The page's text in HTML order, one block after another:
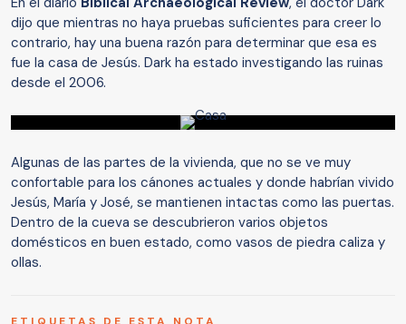
dijo que mientras no haya pruebas suficientes para creer lo
contrario, hay una buena razón para determinar que esa es
fue la casa de Jesús. Dark ha estado investigando las ruinas
desde el 2006.
Algunas de las partes de la vivienda, que no se ve muy
confortable para los cánones actuales y donde habrían vivido
Jesús, María y José, se mantienen intactas como las puertas.
Dentro de la cueva se descubrieron varios objetos
domésticos en buen estado, como vasos de piedra caliza y
ollas.